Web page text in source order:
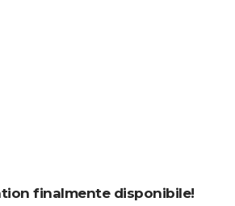
finalmente disponibile!